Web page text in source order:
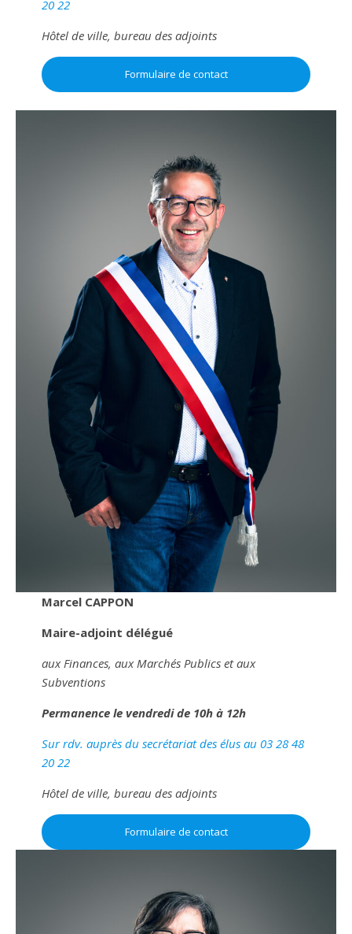
20 22
Hôtel de ville, bureau des adjoints
Formulaire de contact
Marcel CAPPON
Maire-adjoint délégué
aux Finances, aux Marchés Publics et aux
Subventions
Permanence le vendredi de 10h à 12h
Sur rdv. auprès du secrétariat des élus au 03 28 48
20 22
Hôtel de ville, bureau des adjoints
Formulaire de contact